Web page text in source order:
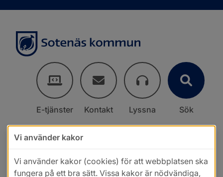
E-tjänster Kontakt Lyssna Sök
Vi använder kakor
Vi använder kakor (cookies) för att webbplatsen ska
fungera på ett bra sätt. Vissa kakor är nödvändiga,